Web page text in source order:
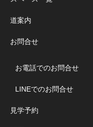
道案内
お問合せ
お電話でのお問合せ
LINEでのお問合せ
見学予約